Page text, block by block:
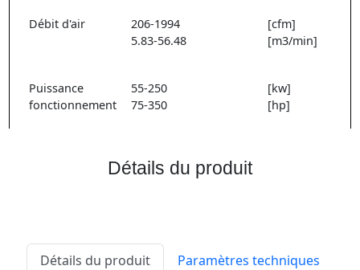
Débit d'air
206-1994
5.83-56.48
[cfm]
[m3/min]
Puissance
fonctionnement
55-250
75-350
[kw]
[hp]
Détails du produit
Détails du produit Paramètres techniques